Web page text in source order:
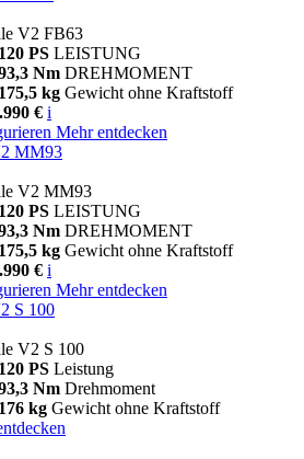
V2 FB63
120 PS LEISTUNG
Nm DREHMOMENT
175,5 kg Gewicht ohne Kraftstoff
€ i
Mehr entdecken
MM93
V2 MM93
120 PS LEISTUNG
Nm DREHMOMENT
175,5 kg Gewicht ohne Kraftstoff
€ i
Mehr entdecken
S 100
V2 S 100
120 PS Leistung
Nm Drehmoment
176 kg Gewicht ohne Kraftstoff